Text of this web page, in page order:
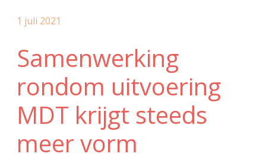
1 juli 2021
Samenwerking
rondom uitvoering
MDT krijgt steeds
meer vorm